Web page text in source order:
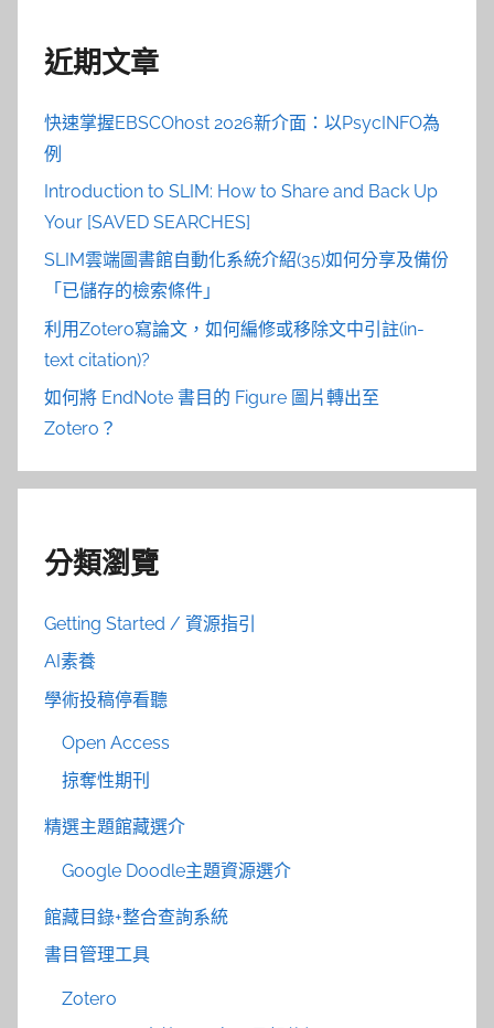
近期文章
快速掌握EBSCOhost 2026新介面：以PsycINFO為
例
Introduction to SLIM: How to Share and Back Up
Your [SAVED SEARCHES]
SLIM雲端圖書館自動化系統介紹(35)如何分享及備份
「已儲存的檢索條件」
利用Zotero寫論文，如何編修或移除文中引註(in-
text citation)?
如何將 EndNote 書目的 Figure 圖片轉出至
Zotero？
分類瀏覽
Getting Started / 資源指引
AI素養
學術投稿停看聽
Open Access
掠奪性期刊
精選主題館藏選介
Google Doodle主題資源選介
館藏目錄+整合查詢系統
書目管理工具
Zotero